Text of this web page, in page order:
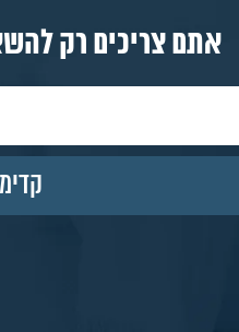
אתם צריכים רק